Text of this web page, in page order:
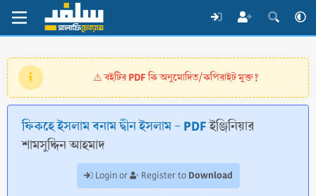
⚠️বইটির PDF কি অনুমোদিত/কপিরাইট মুক্ত?
ফিকহে ইসলাম বনাম দ্বীন ইসলাম - PDFইঞ্জিনিয়ার
শামসুদ্দিন আহমাদ
Login or Register to Download